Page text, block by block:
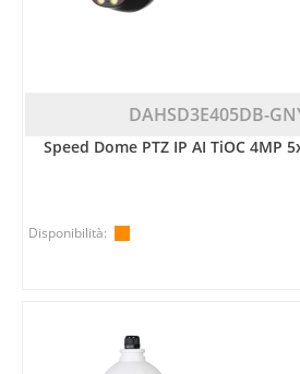
DAHSD3E405DB-
Speed Dome PTZ IP AI TiOC 4MP
Disponibilità: